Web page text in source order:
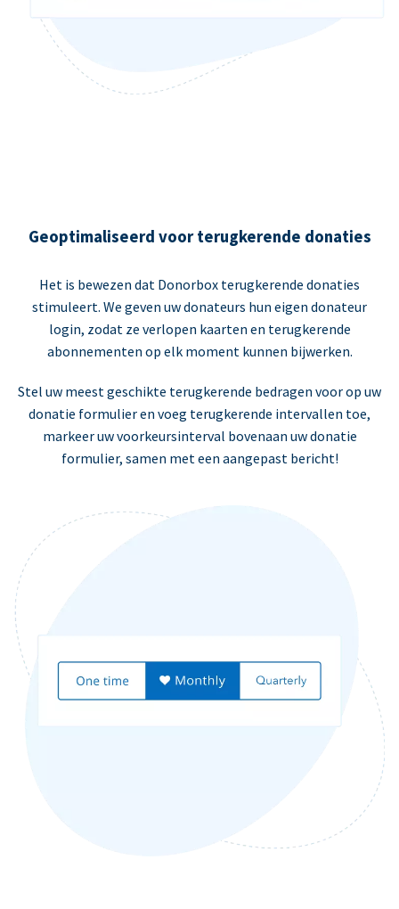
Geoptimaliseerd voor terugkerende donaties
Het is bewezen dat Donorbox terugkerende donaties
stimuleert. We geven uw donateurs hun eigen donateur
login, zodat ze verlopen kaarten en terugkerende
abonnementen op elk moment kunnen bijwerken.
Stel uw meest geschikte terugkerende bedragen voor op uw
donatie formulier en voeg terugkerende intervallen toe,
markeer uw voorkeursinterval bovenaan uw donatie
formulier, samen met een aangepast bericht!